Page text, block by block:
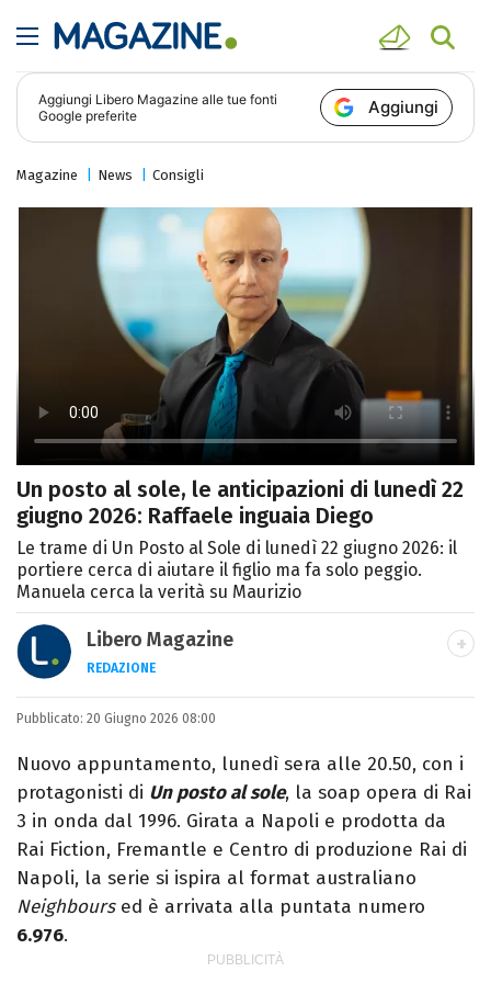
Aggiungi Libero Magazine alle tue fonti
Google preferite
Aggiungi
Magazine News Consigli
Un posto al sole, le anticipazioni di lunedì 22
giugno 2026: Raffaele inguaia Diego
Le trame di Un Posto al Sole di lunedì 22 giugno 2026: il
portiere cerca di aiutare il figlio ma fa solo peggio.
Manuela cerca la verità su Maurizio
Libero Magazine
REDAZIONE
E-MAIL
INSTAGRAM FACEBOOK
Libero Magazine è il canale del portale
Libero.it dedicato al mondo della
televisione, dello spettacolo e del gossip.
Pubblicato: 20 Giugno 2026 08:00
Nuovo appuntamento, lunedì sera alle 20.50, con i
protagonisti di Un posto al sole, la soap opera di Rai
3 in onda dal 1996. Girata a Napoli e prodotta da
Rai Fiction, Fremantle e Centro di produzione Rai di
Napoli, la serie si ispira al format australiano
Neighboursed è arrivata alla puntata numero
6.976.